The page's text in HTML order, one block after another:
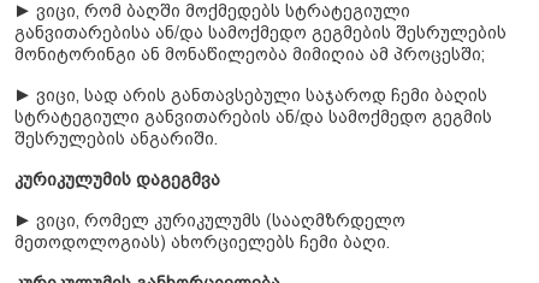
► ვიცი, რომ ბაღში მოქმედებს სტრატეგიული
განვითარებისა ან/და სამოქმედო გეგმების შესრულების
მონიტორინგი ან მონაწილეობა მიმიღია ამ პროცესში;
► ვიცი, სად არის განთავსებული საჯაროდ ჩემი ბაღის
სტრატეგიული განვითარების ან/და სამოქმედო გეგმის
შესრულების ანგარიში.
კურიკულუმის დაგეგმვა
► ვიცი, რომელ კურიკულუმს (სააღმზრდელო
მეთოდოლოგიას) ახორციელებს ჩემი ბაღი.